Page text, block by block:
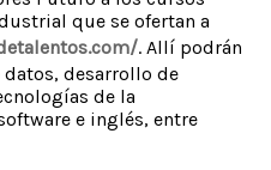
que se ofertan a
. Allí podrán
desarrollo de
de la
e inglés, entre